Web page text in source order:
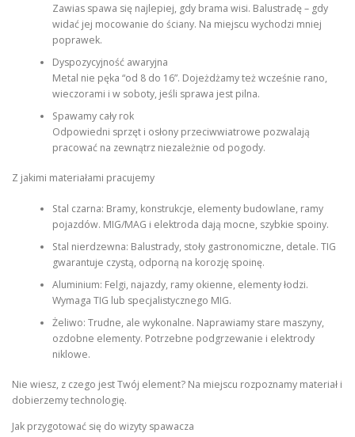
Zawias spawa się najlepiej, gdy brama wisi. Balustradę – gdy
widać jej mocowanie do ściany. Na miejscu wychodzi mniej
poprawek.
Dyspozycyjność awaryjna
Metal nie pęka “od 8 do 16”. Dojeżdżamy też wcześnie rano,
wieczorami i w soboty, jeśli sprawa jest pilna.
Spawamy cały rok
Odpowiedni sprzęt i osłony przeciwwiatrowe pozwalają
pracować na zewnątrz niezależnie od pogody.
Z jakimi materiałami pracujemy
Stal czarna: Bramy, konstrukcje, elementy budowlane, ramy
pojazdów. MIG/MAG i elektroda dają mocne, szybkie spoiny.
Stal nierdzewna: Balustrady, stoły gastronomiczne, detale. TIG
gwarantuje czystą, odporną na korozję spoinę.
Aluminium: Felgi, najazdy, ramy okienne, elementy łodzi.
Wymaga TIG lub specjalistycznego MIG.
Żeliwo: Trudne, ale wykonalne. Naprawiamy stare maszyny,
ozdobne elementy. Potrzebne podgrzewanie i elektrody
niklowe.
Nie wiesz, z czego jest Twój element? Na miejscu rozpoznamy materiał i
dobierzemy technologię.
Jak przygotować się do wizyty spawacza